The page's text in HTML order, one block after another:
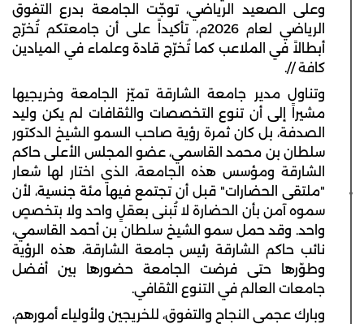
وعلى الصعيد الرياضي، توجّت الجامعة بدرع التفوق
الرياضي لعام 2026م، تأكيداً على أن جامعتكم تُخرّج
أبطالاً في الملاعب كما تُخرّج قادة وعلماء في الميادين
كافة //.
وتناول مدير جامعة الشارقة تميّز الجامعة وخريجيها
مشيراً إلى أن تنوع التخصصات والثقافات لم يكن وليد
الصدفة، بل كان ثمرة رؤية صاحب السمو الشيخ الدكتور
سلطان بن محمد القاسمي، عضو المجلس الأعلى حاكم
الشارقة ومؤسس هذه الجامعة، الذي اختار لها شعار
"ملتقى الحضارات" قبل أن تجتمع فيها مئة جنسية، لأن
سموه آمن بأن الحضارة لا تُبنى بعقلٍ واحد ولا بتخصصٍ
واحد. وقد حمل سمو الشيخ سلطان بن أحمد القاسمي،
نائب حاكم الشارقة رئيس جامعة الشارقة، هذه الرؤية
وطوّرها حتى فرضت الجامعة حضورها بين أفضل
جامعات العالم في التنوع الثقافي.
وبارك عجمي النجاح والتفوق، للخريجين ولأولياء أمورهم،